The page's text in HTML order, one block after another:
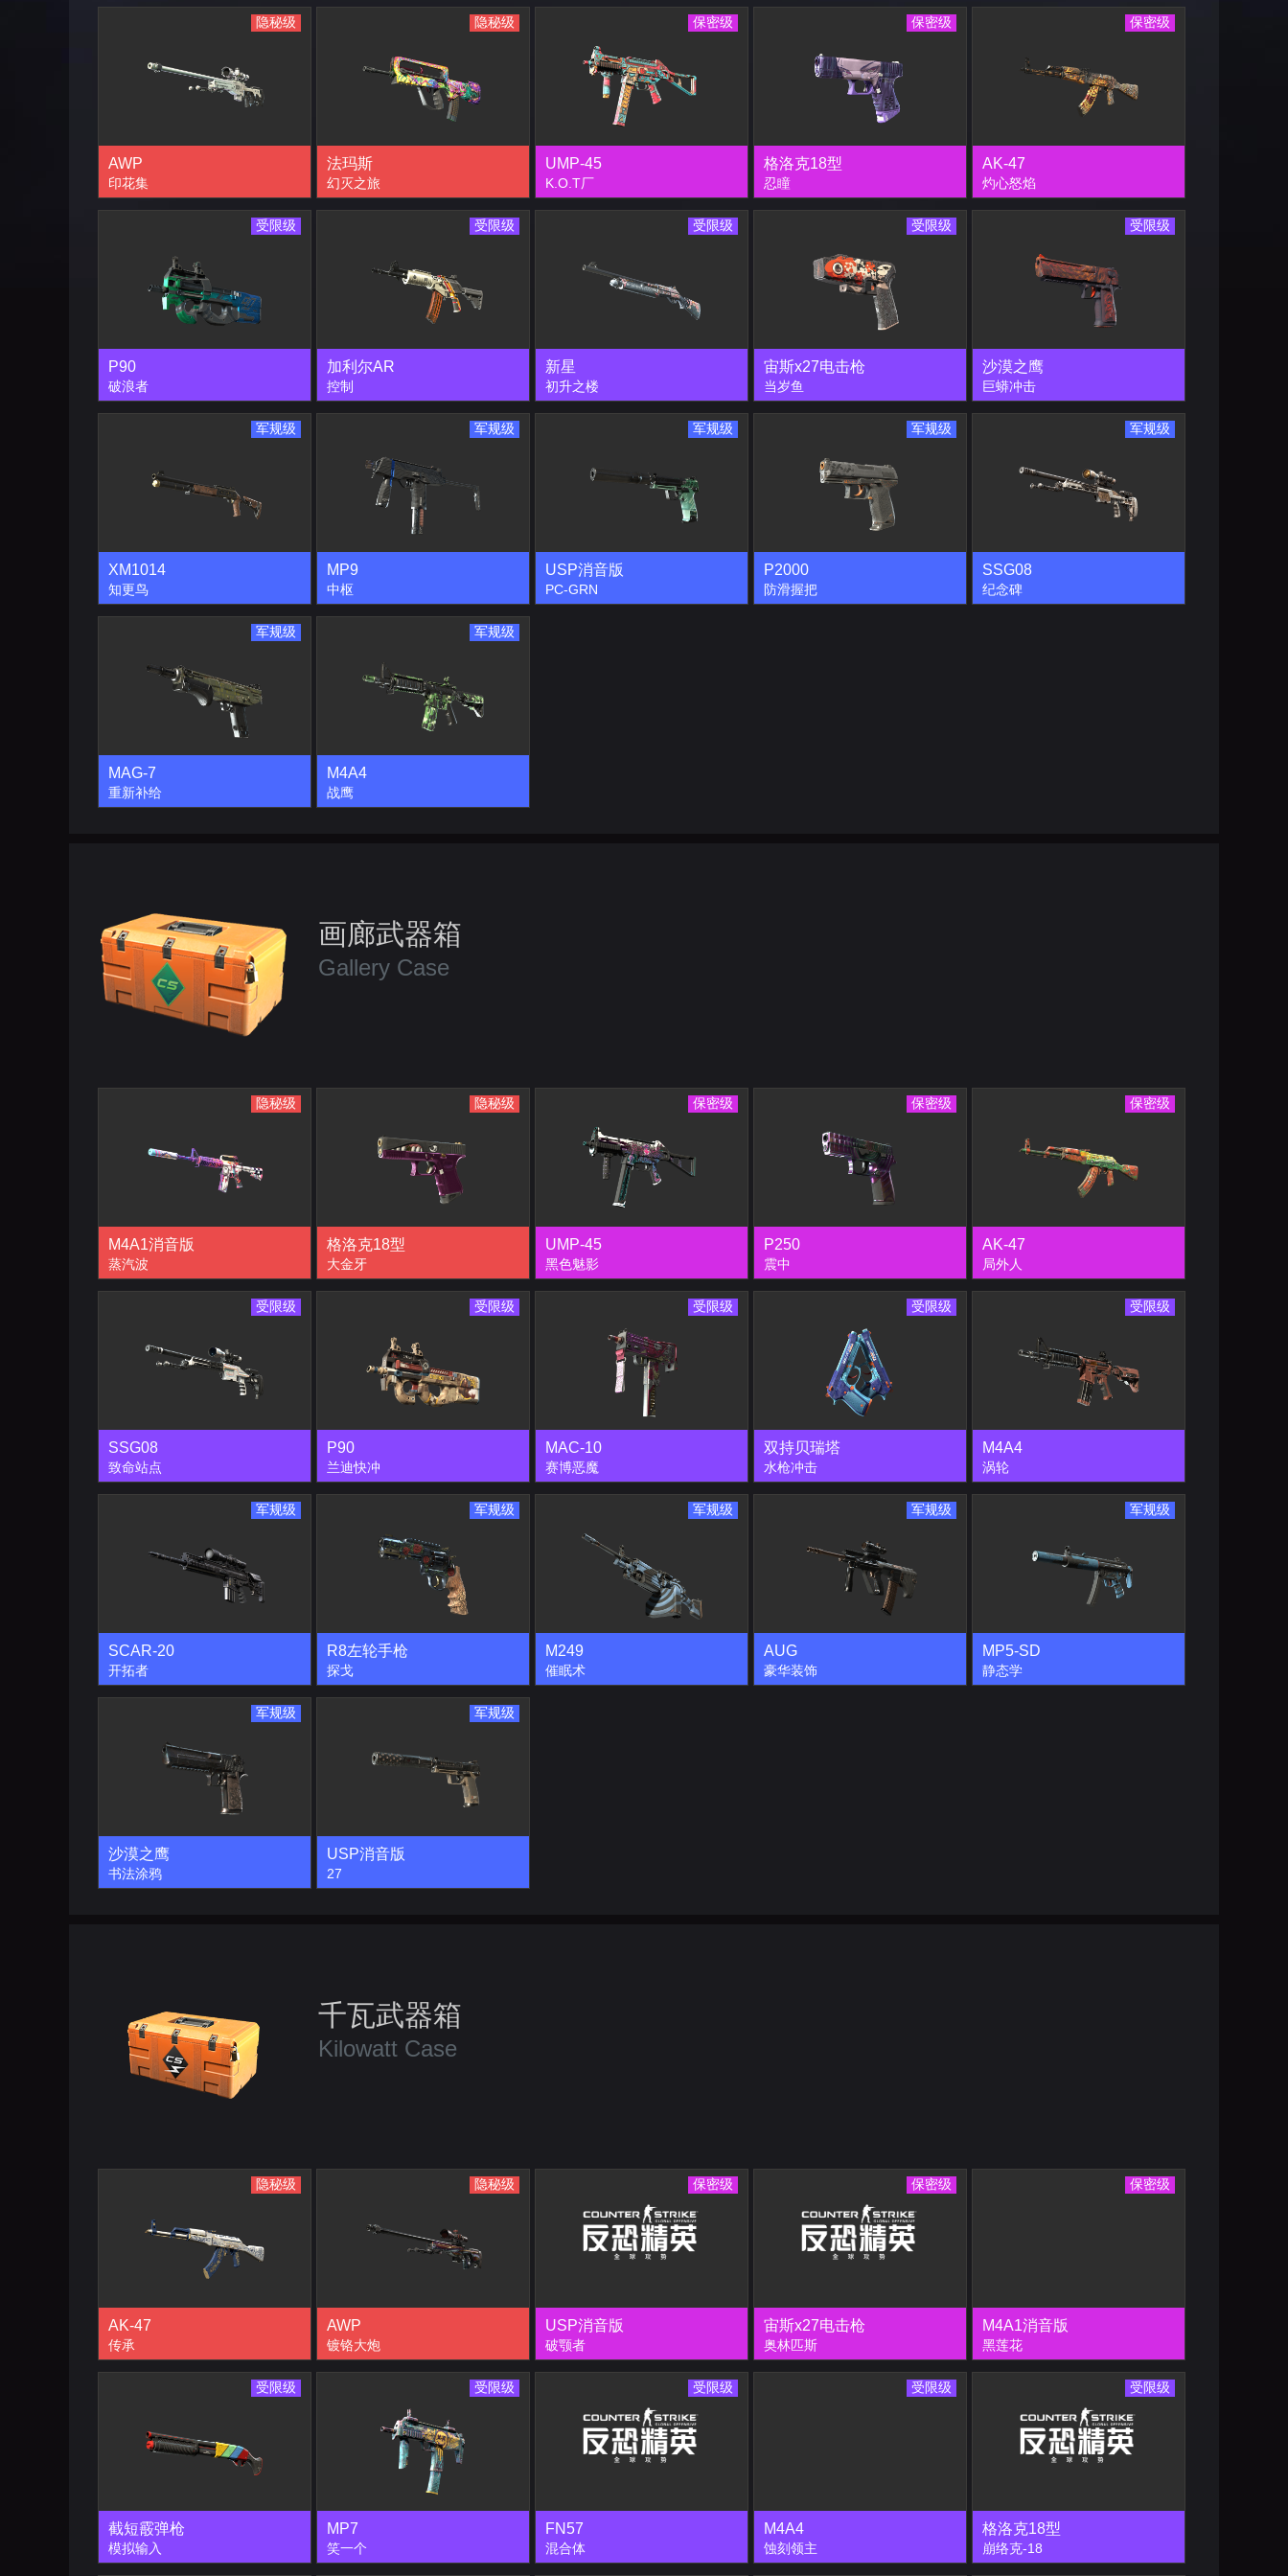
AWP
印花集
隐秘级
法玛斯
幻灭之旅
隐秘级
UMP-45
K.O.T厂
保密级
格洛克18型
忍瞳
保密级
AK-47
灼心怒焰
保密级
P90
破浪者
受限级
加利尔AR
控制
受限级
新星
初升之楼
受限级
宙斯x27电击枪
当岁鱼
受限级
沙漠之鹰
巨蟒冲击
受限级
XM1014
知更鸟
军规级
MP9
中枢
军规级
USP消音版
PC-GRN
军规级
P2000
防滑握把
军规级
SSG08
纪念碑
军规级
MAG-7
重新补给
军规级
M4A4
战鹰
军规级
画廊武器箱
Gallery Case
M4A1消音版
蒸汽波
隐秘级
格洛克18型
大金牙
隐秘级
UMP-45
黑色魅影
保密级
P250
震中
保密级
AK-47
局外人
保密级
SSG08
致命站点
受限级
P90
兰迪快冲
受限级
MAC-10
赛博恶魔
受限级
双持贝瑞塔
水枪冲击
受限级
M4A4
涡轮
受限级
SCAR-20
开拓者
军规级
R8左轮手枪
探戈
军规级
M249
催眠术
军规级
AUG
豪华装饰
军规级
MP5-SD
静态学
军规级
沙漠之鹰
书法涂鸦
军规级
USP消音版
27
军规级
千瓦武器箱
Kilowatt Case
AK-47
传承
隐秘级
AWP
镀铬大炮
隐秘级
USP消音版
破颚者
保密级
宙斯x27电击枪
奥林匹斯
保密级
M4A1消音版
黑莲花
保密级
截短霰弹枪
模拟输入
受限级
MP7
笑一个
受限级
FN57
混合体
受限级
M4A4
蚀刻领主
受限级
格洛克18型
崩络克-18
受限级